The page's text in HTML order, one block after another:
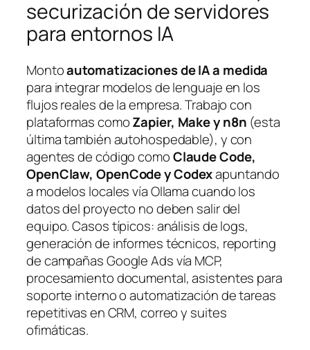
securización de servidores
para entornos IA
Montoautomatizaciones de IA a medida
para integrar modelos de lenguaje en los
flujos reales de la empresa. Trabajo con
plataformas comoZapier, Make y n8n (esta
última también autohospedable), y con
agentes de código comoClaude Code,
OpenClaw, OpenCode y Codexapuntando
a modelos locales vía Ollama cuando los
datos del proyecto no deben salir del
equipo. Casos típicos: análisis de logs,
generación de informes técnicos, reporting
de campañas Google Ads vía MCP,
procesamiento documental, asistentes para
soporte interno o automatización de tareas
repetitivas en CRM, correo y suites
ofimáticas.